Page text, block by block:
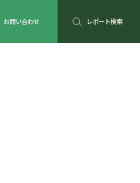
お問い合わせ レポート検索